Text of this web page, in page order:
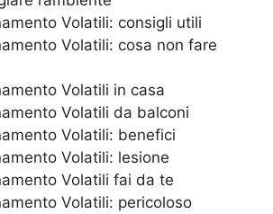
Volatili: consigli utili
Volatili: cosa non fare
Volatili in casa
Volatili da balconi
Volatili: benefici
Volatili: lesione
Volatili fai da te
Volatili: pericoloso